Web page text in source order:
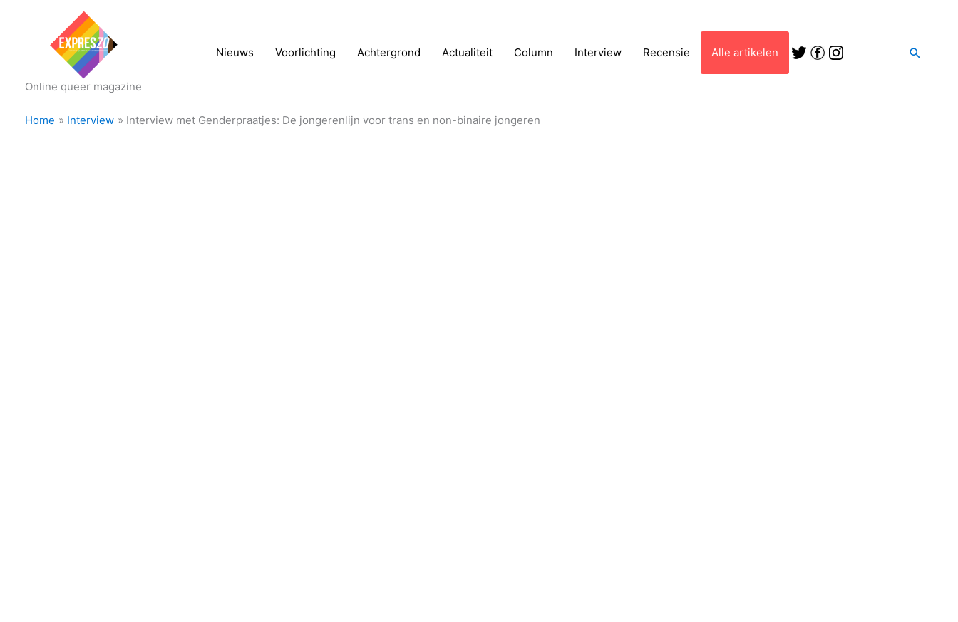
Online queer magazine
Nieuws Voorlichting Achtergrond Actualiteit Column Interview Recensie Alle artikelen Zoeken
Home Interview Interview met Genderpraatjes: De jongerenlijn voor trans en non-binaire jongeren